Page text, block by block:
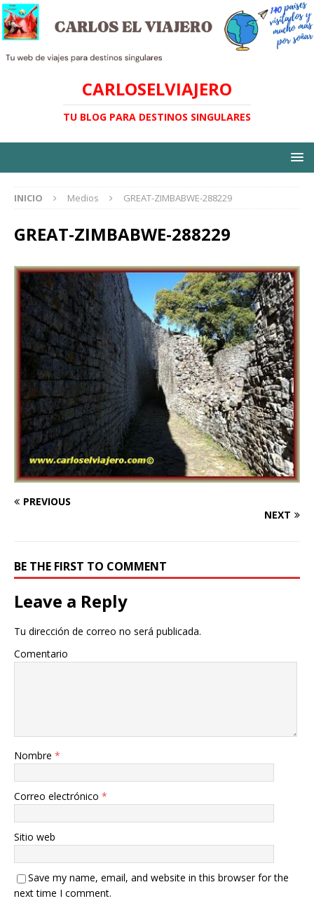
CARLOSELVIAJERO
TU BLOG PARA DESTINOS SINGULARES
INICIO Medios GREAT-ZIMBABWE-288229
GREAT-ZIMBABWE-288229
PREVIOUS
NEXT
BE THE FIRST TO COMMENT
Leave a Reply
Tu dirección de correo no será publicada.
Comentario
Nombre *
Correo electrónico *
Sitio web
Save my name, email, and website in this browser for the
next time I comment.